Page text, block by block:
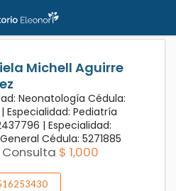
Michell Aguirre
Neonatología Cédula:
Especialidad: Pediatría
| Especialidad:
Cédula: 5271885
$ 1,000